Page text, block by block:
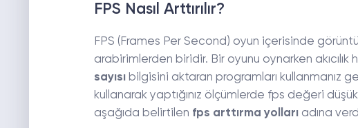
FPS Nasıl Arttırılır?
FPS (Frames Per Second) oyun içerisinde
arabirimlerden biridir. Bir oyunu oynarken
sayısıbilgisini aktaran programları kullanmanız
kullanarak yaptığınız ölçümlerde fps değeri düşük
aşağıda belirtilen fps arttırma yollarıadına